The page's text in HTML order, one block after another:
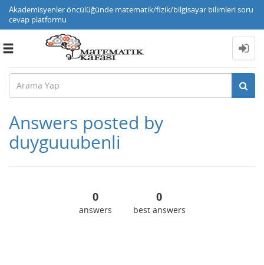
Akademisyenler öncülüğünde matematik/fizik/bilgisayar bilimleri soru
cevap platformu
Toggle
Answers posted by
duyguuubenli
0
answers
0
best answers